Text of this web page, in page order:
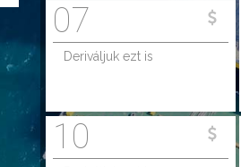
07
Deriváljuk ezt is
10